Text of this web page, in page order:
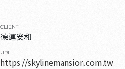
CLIENT
德運安和
URL
https://skylinemansion.com.tw